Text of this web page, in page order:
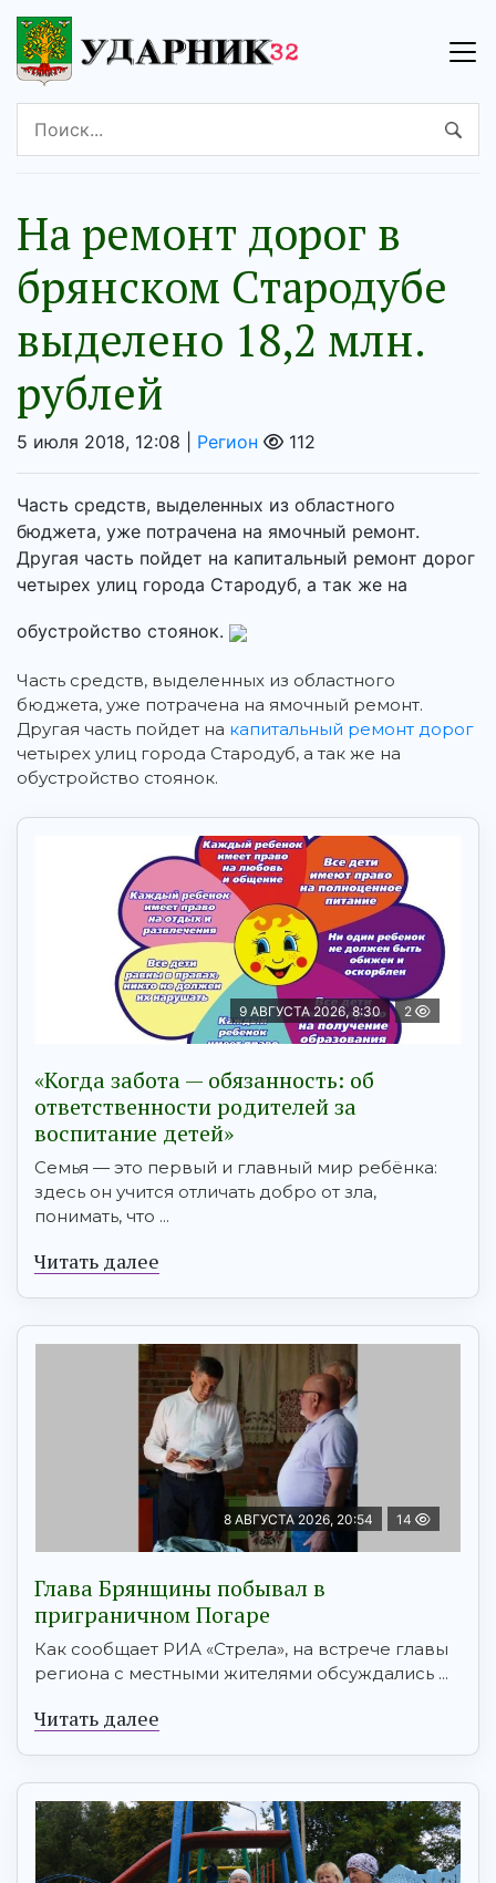
На ремонт дорог в
брянском Стародубе
выделено 18,2 млн.
рублей
5 июля 2018, 12:08 | Регион 112
Часть средств, выделенных из областного
бюджета, уже потрачена на ямочный ремонт.
Другая часть пойдет на капитальный ремонт дорог
четырех улиц города Стародуб, а так же на
обустройство стоянок.
Часть средств, выделенных из областного
бюджета, уже потрачена на ямочный ремонт.
Другая часть пойдет на капитальный ремонт дорог
четырех улиц города Стародуб, а так же на
обустройство стоянок.
9 АВГУСТА 2026, 8:30 2
«Когда забота — обязанность: об
ответственности родителей за
воспитание детей»
Семья — это первый и главный мир ребёнка:
здесь он учится отличать добро от зла,
понимать, что ...
Читать далее
8 АВГУСТА 2026, 20:54 14
Глава Брянщины побывал в
приграничном Погаре
Как сообщает РИА «Стрела», на встрече главы
региона с местными жителями обсуждались ...
Читать далее